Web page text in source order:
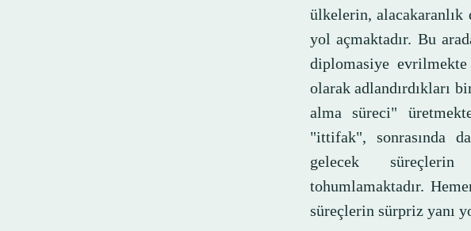
ülkelerin,
yol açmaktadır. Bu
diplomasiye
olarak adlandırdıkları
alma süreci"
"ittifak", sonrasında
gelecek süreçlerin
tohumlamaktadır.
süreçlerin sürpriz yanı